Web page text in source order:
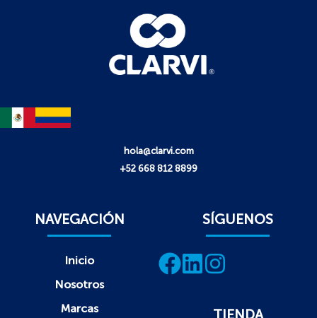
hola@clarvi.com
+52 668 812 8899
NAVEGACIÓN
Inicio
Nosotros
Marcas
SÍGUENOS
TIENDA